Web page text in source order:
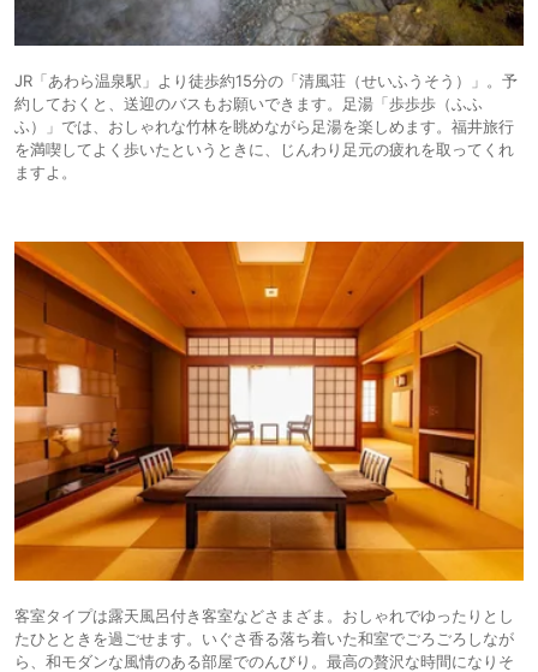
JR「あわら温泉駅」より徒歩約15分の「清風荘（せいふうそう）」。予
約しておくと、送迎のバスもお願いできます。足湯「歩歩歩（ふふ
ふ）」では、おしゃれな竹林を眺めながら足湯を楽しめます。福井旅行
を満喫してよく歩いたというときに、じんわり足元の疲れを取ってくれ
ますよ。
客室タイプは露天風呂付き客室などさまざま。おしゃれでゆったりとし
たひとときを過ごせます。いぐさ香る落ち着いた和室でごろごろしなが
ら、和モダンな風情のある部屋でのんびり。最高の贅沢な時間になりそ